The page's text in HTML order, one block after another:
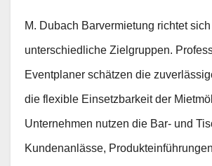
M. Dubach Barvermietung richtet
unterschiedliche Zielgruppen.
Eventplaner schätzen die
die flexible Einsetzbarkeit der
Unternehmen nutzen die Bar- und
Kundenanlässe,